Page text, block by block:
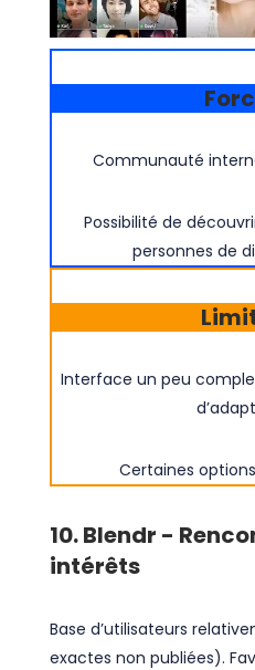
Communauté
Possibilité de
personnes de
Interface un peu
Certaines
10. Blendr -
intérêts
Base d’utilisateurs
exactes non publiées).